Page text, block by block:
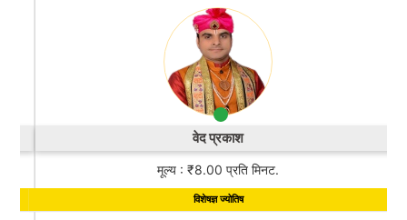
वेद प्रकाश
मूल्य : ₹8.00 प्रति मिनट.
विशेषज्ञ ज्योतिष